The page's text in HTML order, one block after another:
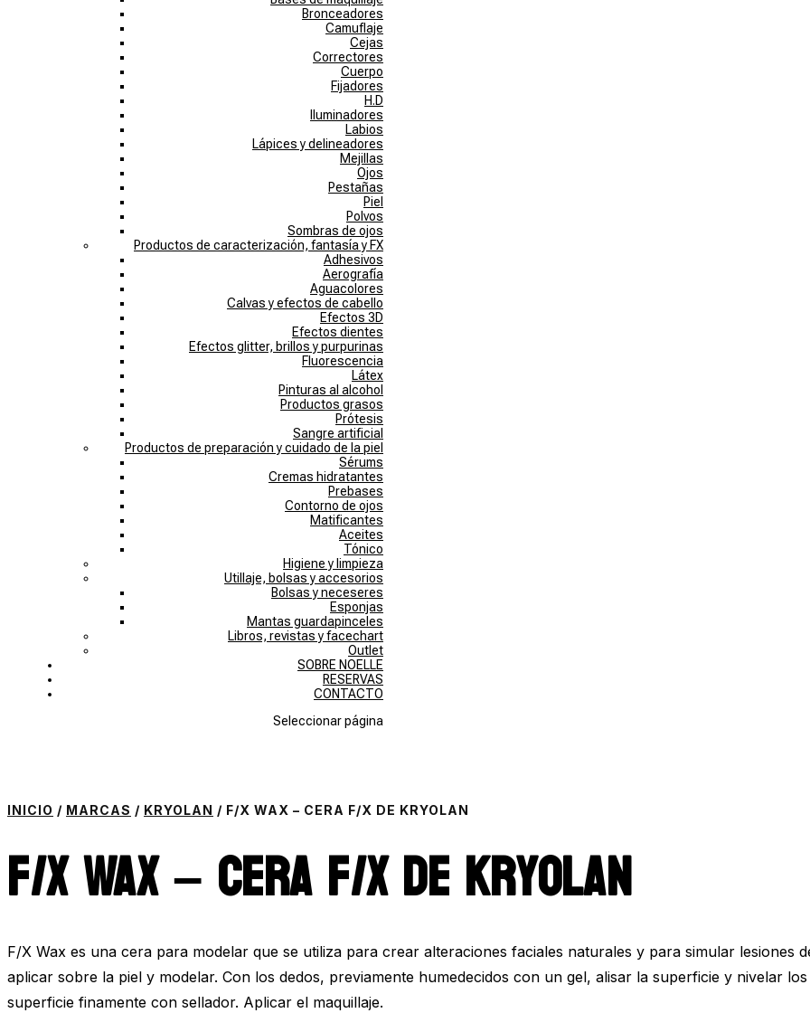
Bronceadores
Camuflaje
Cejas
Correctores
Cuerpo
Fijadores
H.D
Iluminadores
Labios
Lápices y delineadores
Mejillas
Ojos
Pestañas
Piel
Polvos
Sombras de ojos
Productos de caracterización, fantasía y FX
Adhesivos
Aerografía
Aguacolores
Calvas y efectos de cabello
Efectos 3D
Efectos dientes
Efectos glitter, brillos y purpurinas
Fluorescencia
Látex
Pinturas al alcohol
Productos grasos
Prótesis
Sangre artificial
Productos de preparación y cuidado de la piel
Sérums
Cremas hidratantes
Prebases
Contorno de ojos
Matificantes
Aceites
Tónico
Higiene y limpieza
Utillaje, bolsas y accesorios
Bolsas y neceseres
Esponjas
Mantas guardapinceles
Libros, revistas y facechart
Outlet
SOBRE NOELLE
RESERVAS
CONTACTO
Seleccionar página
INICIO / MARCAS / KRYOLAN / F/X WAX – CERA F/X DE KRYOLAN
F/X WAX – CERA F/X de Kryolan
F/X Wax es una cera para modelar que se utiliza para crear alteraciones faciales naturales y para simular lesiones
aplicar sobre la piel y modelar. Con los dedos, previamente humedecidos con un gel, alisar la superficie y nivelar
superficie finamente con sellador. Aplicar el maquillaje.